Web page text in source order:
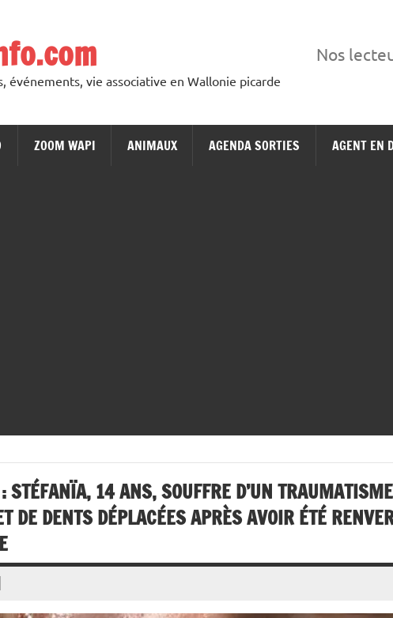
événements, vie associative en Wallonie picarde
Nos
ZOOM WAPI ANIMAUX AGENDA SORTIES AGENT EN
STÉFANÏA, 14 ANS, SOUFFRE D’UN
DE DENTS DÉPLACÉES APRÈS AVOIR ÉTÉ